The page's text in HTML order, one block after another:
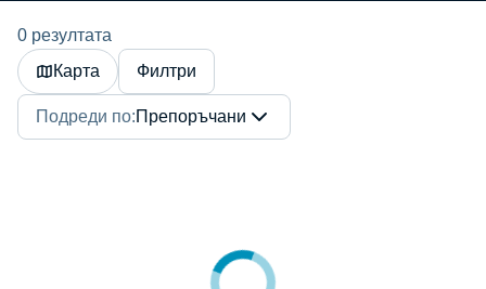
ВИДЕО
РЕСУРСИ
0 резултата
Карта
Филтри
Подреди по:Препоръчани